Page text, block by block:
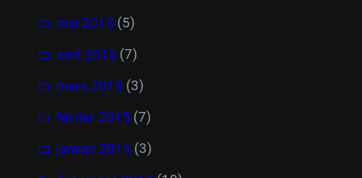
mai 2015 (5)
avril 2015 (7)
mars 2015 (3)
février 2015 (7)
janvier 2015 (3)